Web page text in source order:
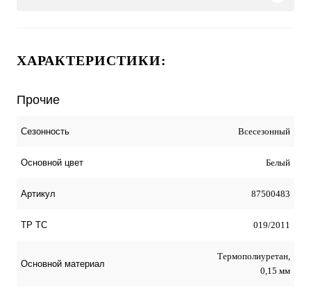
ХАРАКТЕРИСТИКИ:
Прочие
Сезонность Всесезонный
Основной цвет Белый
Артикул 87500483
ТР ТС 019/2011
Основной материал
Термополиуретан,
0,15 мм